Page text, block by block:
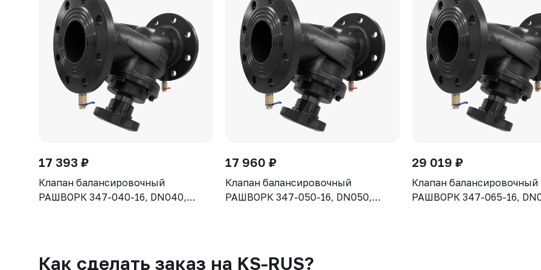
17 393 ₽
Клапан балансировочный
РАШВОРК 347-040-16, DN040,
17 960 ₽
Клапан балансировочный
РАШВОРК 347-050-16, DN050,
29 019 ₽
Клапан балансировочный
РАШВОРК 347-065-16,
Как сделать заказ на KS-RUS?